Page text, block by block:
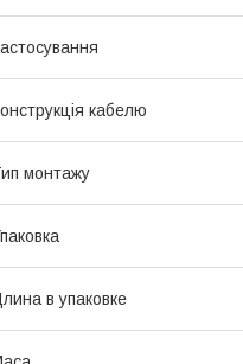
кабелю
монтажу
в упаковке